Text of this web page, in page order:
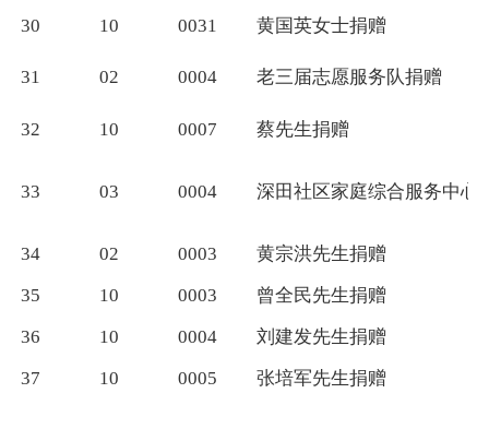
30 10 0031 黄国英女士捐赠
31 02 0004 老三届志愿服务队捐赠
32 10 0007 蔡先生捐赠
33 03 0004 深田社区家庭综合服务中心
34 02 0003
黄宗洪先生捐赠
35
10 0003
曾全民先生捐赠
36
10 0004
刘建发先生捐赠
37
10 0005 张培军先生捐赠